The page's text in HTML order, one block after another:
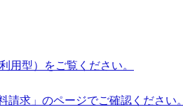
用型）をご覧ください。
求」のページでご確認ください。